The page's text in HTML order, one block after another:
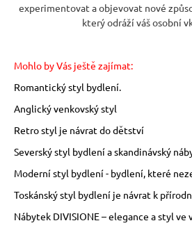
experimentovat a objevovat nové
který odráží váš osobní
Mohlo by Vás ještě zajímat:
Romantický styl bydlení.
Anglický venkovský styl
Retro styl je návrat do dětství
Severský styl bydlení a skandinávský
Moderní styl bydlení - bydlení, které
Toskánský styl bydlení je návrat k
Nábytek DIVISIONE – elegance a styl ve